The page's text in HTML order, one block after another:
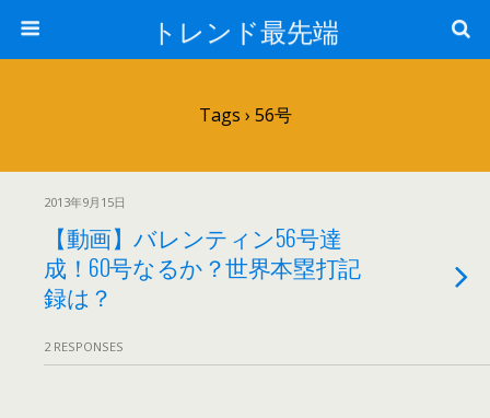
トレンド最先端
Tags › 56号
2013年9月15日
【動画】バレンティン56号達
成！60号なるか？世界本塁打記
録は？
2 RESPONSES